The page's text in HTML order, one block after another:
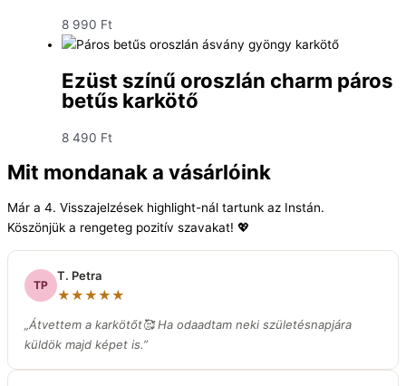
8 990 Ft
Ezüst színű oroszlán charm páros
betűs karkötő
8 490 Ft
Mit mondanak a vásárlóink
Már a 4. Visszajelzések highlight-nál tartunk az Instán.
Köszönjük a rengeteg pozitív szavakat! 💖
TP
T. Petra
★★★★★
„Átvettem a karkötőt🥰 Ha odaadtam neki születésnapjára
küldök majd képet is.”